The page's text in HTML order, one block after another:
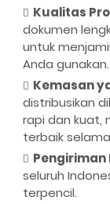
Kualitas
dokumen
untuk
Anda gunakan.
Kemasan
distribusikan
rapi dan kuat,
terbaik
Pengiriman
seluruh
terpencil.